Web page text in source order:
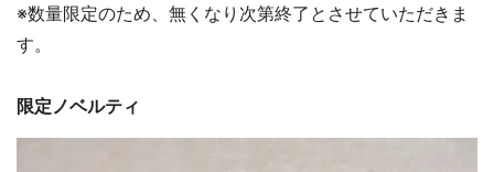
※数量限定のため、無くなり次第終了とさせていただきま
す。
限定ノベルティ